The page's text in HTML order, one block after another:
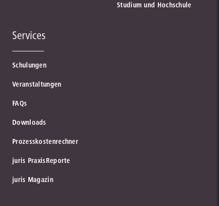
Studium und Hochschule
Services
Schulungen
Veranstaltungen
FAQs
Downloads
Prozesskostenrechner
juris PraxisReporte
juris Magazin